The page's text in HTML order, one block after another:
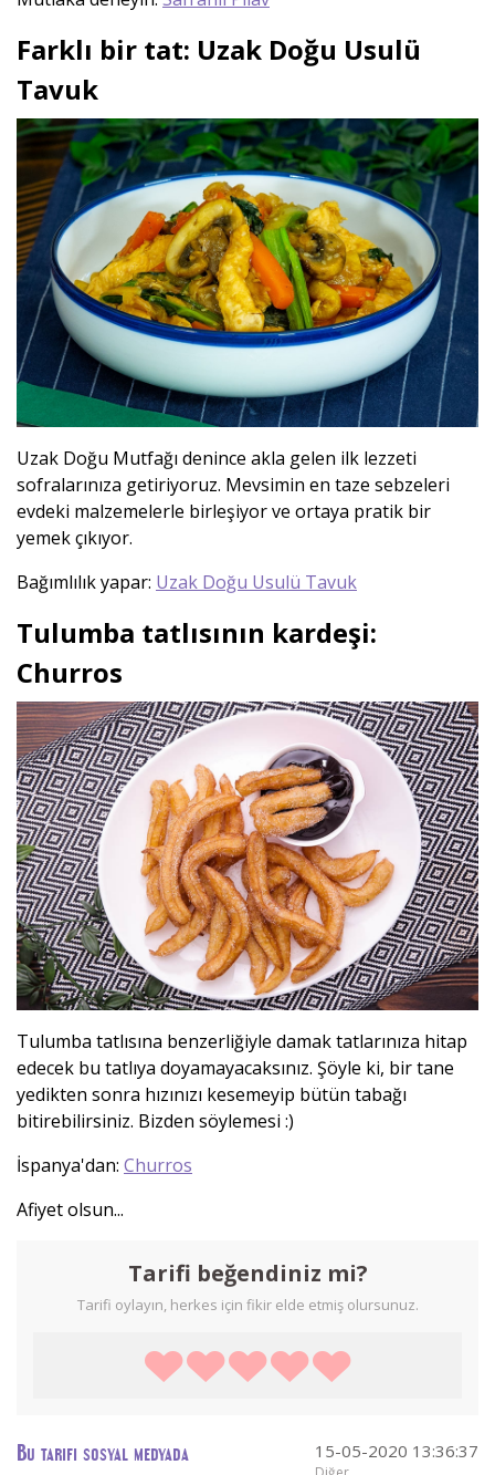
Farklı bir tat: Uzak Doğu Usulü
Tavuk
Uzak Doğu Mutfağı denince akla gelen ilk lezzeti
sofralarınıza getiriyoruz. Mevsimin en taze sebzeleri
evdeki malzemelerle birleşiyor ve ortaya pratik bir
yemek çıkıyor.
Bağımlılık yapar: Uzak Doğu Usulü Tavuk
Tulumba tatlısının kardeşi:
Churros
Tulumba tatlısına benzerliğiyle damak tatlarınıza hitap
edecek bu tatlıya doyamayacaksınız. Şöyle ki, bir tane
yedikten sonra hızınızı kesemeyip bütün tabağı
bitirebilirsiniz. Bizden söylemesi :)
İspanya'dan: Churros
Afiyet olsun...
Tarifi beğendiniz mi?
Tarifi oylayın, herkes için fikir elde etmiş olursunuz.
Bu tarifi sosyal medyada
15-05-2020 13:36:37